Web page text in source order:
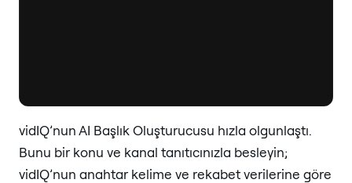
vidIQ’nun AI Başlık Oluşturucusu hızla olgunlaştı.
Bunu bir konu ve kanal tanıtıcınızla besleyin;
vidIQ’nun anahtar kelime ve rekabet verilerine göre